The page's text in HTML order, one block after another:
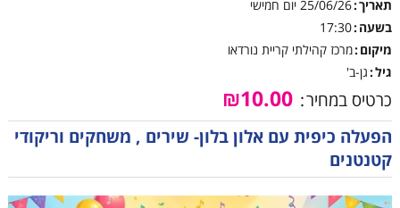
תאריך 25/06/26 יום חמישי
בשעה 17:30
מיקום מרכז קהילתי קריית נורדאו
גיל גן-ב'
כרטיס במחיר
הפעלה כיפית עם אלון בלון- שירים , משחקים וריקודי
קטנטנים